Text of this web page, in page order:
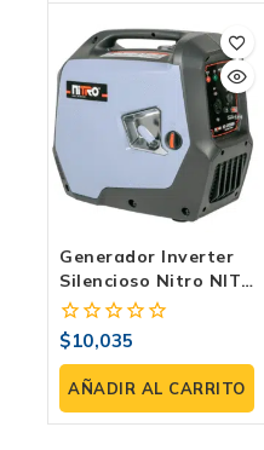
Generador Inverter
Silencioso Nitro NIT-
GYC2000 2000W
Eficiencia Y
Portabilidad En
Energía Eco-
0
fuera
de
5
$10,035
AÑADIR AL CARRITO